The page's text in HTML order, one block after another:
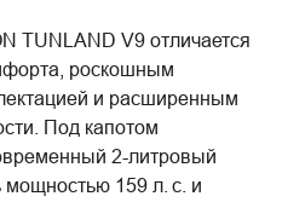
TUNLAND V9 отличается
роскошным
и расширенным
Под капотом
2-литровый
мощностью 159 л. с. и